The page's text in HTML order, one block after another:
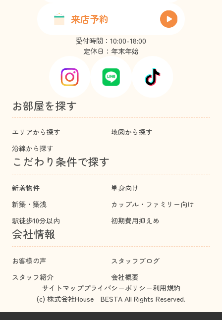
来店予約
受付時間：10:00-18:00
定休日：年末年始
お部屋を探す
エリアから探す
地図から探す
沿線から探す
こだわり条件で探す
新着物件
単身向け
新築・築浅
カップル・ファミリー向け
駅徒歩10分以内
初期費用抑えめ
会社情報
お客様の声
スタッフブログ
スタッフ紹介
会社概要
サイトマッププライバシーポリシー利用規約
(c) 株式会社House BESTA All Rights Reserved.